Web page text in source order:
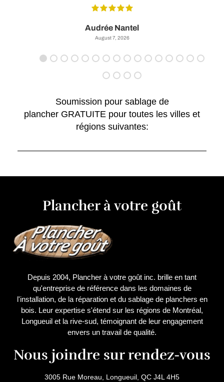
Audrée Nantel
August 7, 2026
Soumission pour sablage de
plancher GRATUITE pour toutes les villes et
régions suivantes:
Plancher à votre goût
Depuis 2004, Plancher à votre goût inc. brille en tant
qu'entreprise de référence dans les domaines de
l'installation, de la réparation et du sablage de planchers en
bois. Leur expertise s'étend sur les régions de Montréal,
Longueuil et la rive-sud, témoignant de leur engagement
envers un travail de qualité.
Nous joindre sur rendez-vous
3005 Rue Moreau, Longueuil, QC J4L 4H5